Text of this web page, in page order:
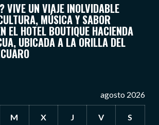
VIVE UN VIAJE INOLVIDABLE
MÚSICA Y SABOR
EL HOTEL BOUTIQUE HACIENDA
UBICADA A LA ORILLA DEL
agosto 2026
M X J V S